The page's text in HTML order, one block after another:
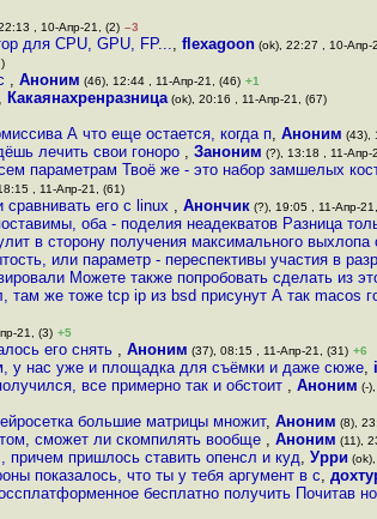
, 10-Апр-21, (2) –3
для CPU, GPU, FP..., flexagoon (ok), 22:27 , 10-Апр-
, Аноним (46), 12:44 , 11-Апр-21, (46) +1
, Какаянахренразница (ok), 20:16 , 11-Апр-21, (67)
А что еще остается, когда п, Аноним (43),
лечить свои гоноро , Заноним (?), 13:18 , 11-Апр-
параметрам Твоё же - это набор замшелых
, 11-Апр-21, (61)
его с linux , Анончик (?), 19:05 , 11-Апр-
оба - поделия неадекватов Разница
в сторону получения максимального
или параметр - переспективы участия в
Можете также попробовать сделать из
же тоже tcp ip из bsd присунут А так macos
21, (3) +5
его снять , Аноним (37), 08:15 , 11-Апр-21, (31) +6
нас уже и площадка для съёмки и даже сюже,
все примерно так и обстоит , Аноним (-
большие матрицы множит, Аноним (8),
сможет ли скомпилять вообще , Аноним (11),
пришлось ставить опенсл и куд, Урри
показалось, что ты у тебя аргумент в с,
бесплатно получить Почитав